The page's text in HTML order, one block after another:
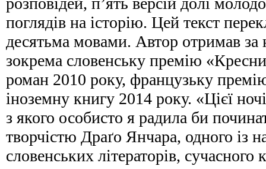
поглядів на історію. Цей текст
десятьма мовами. Автор отримав за
зокрема словенську премію
роман 2010 року, французьку
іноземну книгу 2014 року. «Цієї
з якого особисто я радила би
творчістю Драґо Янчара, одного із
словенських літераторів,